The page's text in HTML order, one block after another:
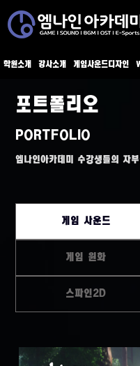
학원소개 강사소개 게임사운드디자인
포트폴리오
PORTFOLIO
엠나인아카데미 수강생들의 자
게임 사운드
게임 원화
스파인2D